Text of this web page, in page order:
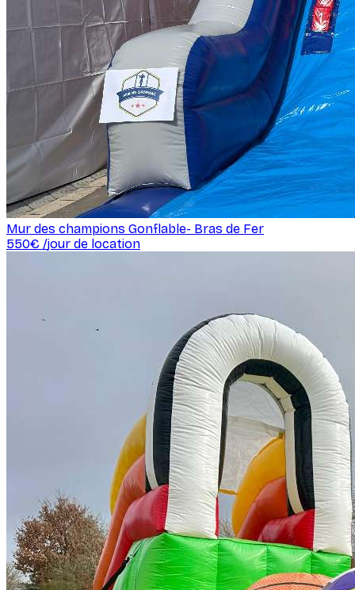
Mur des champions Gonflable- Bras de Fer
550€ /jour de location